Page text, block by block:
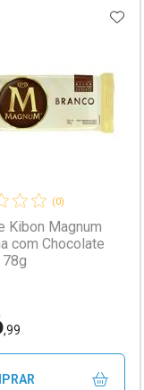
FAVORITOS
(0)
Kibon Magnum
com Chocolate
78g
,99